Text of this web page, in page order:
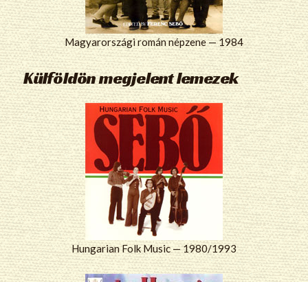
Magyarországi román népzene — 1984
Külföldön megjelent lemezek
Hungarian Folk Music — 1980/1993